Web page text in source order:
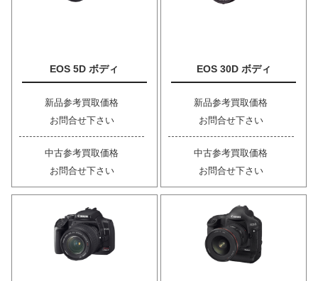
EOS 5D ボディ
新品参考買取価格
お問合せ下さい
中古参考買取価格
お問合せ下さい
EOS 30D ボディ
新品参考買取価格
お問合せ下さい
中古参考買取価格
お問合せ下さい